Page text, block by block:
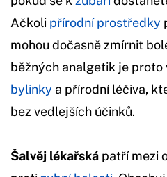
Ačkoli přírodní prostředky
mohou dočasně zmírnit
běžných analgetik je proto
bylinky a přírodní léčiva,
bez vedlejších účinků.
Šalvěj lékařská patří mezi